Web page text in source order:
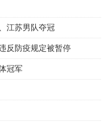
江苏男队夺冠
反防疫规定被暂停
冠军